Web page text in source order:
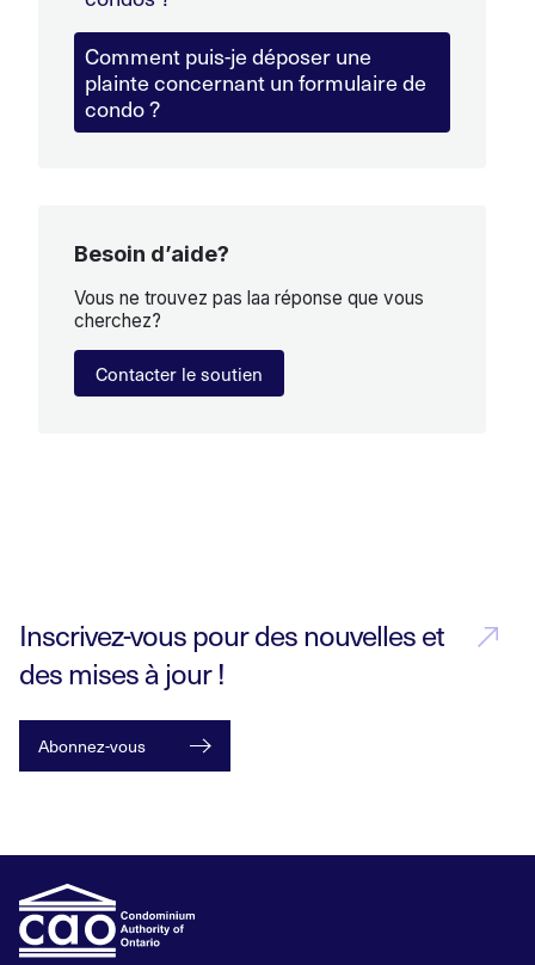
Comment puis-je déposer une
plainte concernant un formulaire de
condo ?
Besoin d’aide?
Vous ne trouvez pas laa réponse que vous
cherchez?
Contacter le soutien
Inscrivez-vous pour des nouvelles et
des mises à jour !
Abonnez-vous